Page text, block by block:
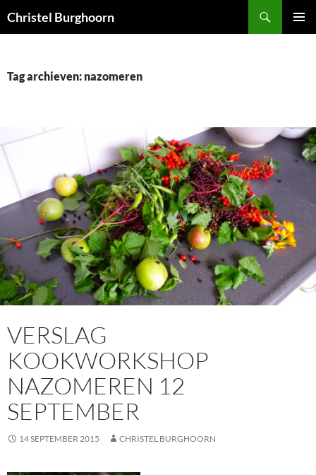
naar
Christel Burghoorn
Tag archieven: nazomeren
VERSLAG
KOOKWORKSHOP
NAZOMEREN 12
SEPTEMBER
14 SEPTEMBER 2015 CHRISTEL BURGHOORN